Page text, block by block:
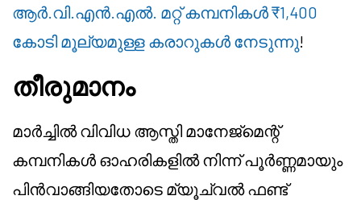
ആർ.വി.എൻ.എൽ. മറ്റ് കമ്പനികൾ ₹1,400
കോടി മൂല്യമുള്ള കരാറുകൾ നേടുന്നു!
തീരുമാനം
മാർച്ചിൽ വിവിധ ആസ്തി മാനേജ്മെന്റ്
കമ്പനികൾ ഓഹരികളിൽ നിന്ന് പൂർണ്ണമായും
പിൻവാങ്ങിയതോടെ മ്യൂച്വൽ ഫണ്ട്